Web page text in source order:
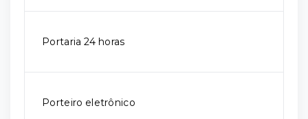
Portaria 24 horas
Porteiro eletrônico